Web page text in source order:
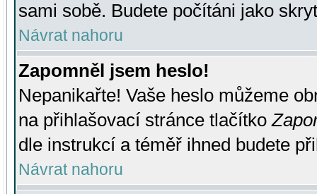
sami sobě. Budete počítáni jako
Návrat nahoru
Zapomněl jsem heslo!
Nepanikařte! Vaše heslo můžeme
na přihlašovací stránce tlačítko
dle instrukcí a téměř ihned budete
Návrat nahoru